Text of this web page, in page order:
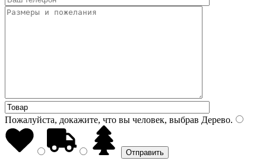
Пожалуйста, докажите, что вы человек, выбрав Дерево.